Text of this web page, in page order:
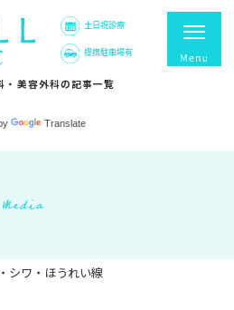
・美容外科の記事一覧
Translate
土日祝診療
提携駐車場有
Media
シワ・ほうれい線